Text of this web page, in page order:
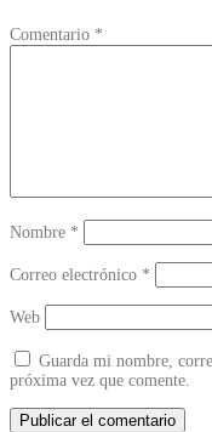
Comentario *
Nombre *
Correo electrónico *
Web
Guarda mi nombre,
próxima vez que comente.